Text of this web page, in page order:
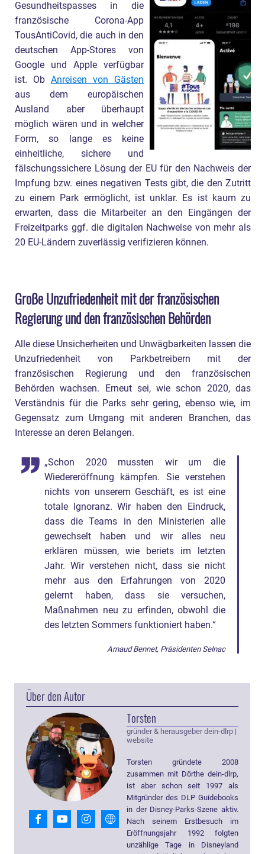
Gesundheitspasses in die
französische Corona-App
TousAntiCovid, die auch in den
deutschen App-Stores von
Google und Apple verfügbar
ist. Ob Anreisen von Gästen
aus dem europäischen
Ausland aber überhaupt
möglich wären und in welcher
Form, so lange es keine
einheitliche, sichere und
fälschungssichere Lösung der EU für den Nachweis der
Impfung bzw. eines negativen Tests gibt, die den Zutritt
zu einem Park ermöglicht, ist unklar. Es ist kaum zu
erwarten, dass die Mitarbeiter an den Eingängen der
Freizeitparks ggf. die digitalen Nachweise von mehr als
20 EU-Ländern zuverlässig verifizieren können.
Große Unzufriedenheit mit der französischen
Regierung und den französischen Behörden
Alle diese Unsicherheiten und Unwägbarkeiten lassen die
Unzufriedenheit von Parkbetreibern mit der
französischen Regierung und den französischen
Behörden wachsen. Erneut sei, wie schon 2020, das
Verständnis für die Parks sehr gering, ebenso wie, im
Gegensatz zum Umgang mit anderen Branchen, das
Interesse an deren Belangen.
„Schon 2020 mussten wir um die
Wiedereröffnung kämpfen. Sie verstehen
nichts von unserem Geschäft, es ist eine
totale Ignoranz. Wir haben den Eindruck,
dass die Teams in den Ministerien alle
gewechselt haben und wir alles neu
erklären müssen, wie beriets im letzten
Jahr. Wir verstehen nicht, dass sie nicht
mehr aus den Erfahrungen von 2020
gelernt haben, dass sie versuchen,
Maßnahmen neu zu erfinden, obwohl die
des letzten Sommers funktioniert haben.“
Arnaud Bennet, Präsidenten Selnac
Über den Autor
Torsten
gründer & herausgeber dein-dlrp |
website
Torsten gründete 2008
zusammen mit Dörthe dein-dlrp,
ist aber schon seit 1997 als
Mitgründer des DLP Guidebooks
in der Disney-Parks-Szene aktiv.
Nach seinem Erstbesuch im
Eröffnungsjahr 1992 folgten
unzählige Tage in Disneyland